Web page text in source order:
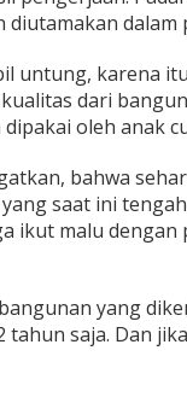
diutamakan
untung, karena
dari
oleh anak
bahwa
saat ini
ikut malu dengan
yang
saja. Dan